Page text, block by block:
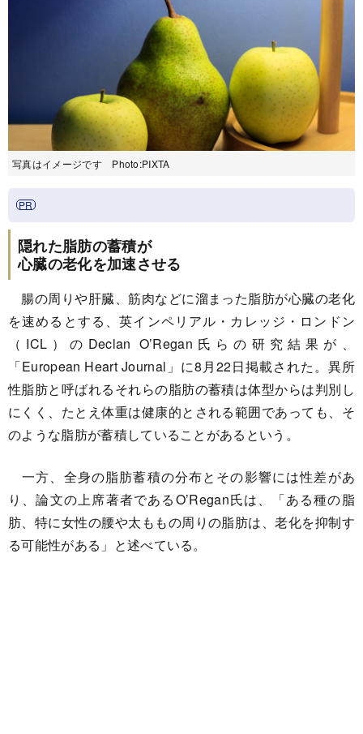
写真はイメージです Photo:PIXTA
隠れた脂肪の蓄積が
心臓の老化を加速させる
腸の周りや肝臓、筋肉などに溜まった脂肪が心臓の老化
を速めるとする、英インペリアル・カレッジ・ロンドン
（ICL）のDeclan O’Regan氏らの研究結果が、
「European Heart Journal」に8月22日掲載された。異所
性脂肪と呼ばれるそれらの脂肪の蓄積は体型からは判別し
にくく、たとえ体重は健康的とされる範囲であっても、そ
のような脂肪が蓄積していることがあるという。
一方、全身の脂肪蓄積の分布とその影響には性差があ
り、論文の上席著者であるO’Regan氏は、「ある種の脂
肪、特に女性の腰や太ももの周りの脂肪は、老化を抑制す
る可能性がある」と述べている。